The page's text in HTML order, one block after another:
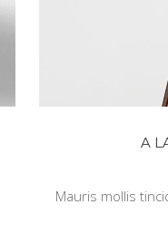
A
Mauris mollis